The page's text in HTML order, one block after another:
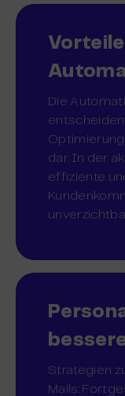
Die
dar. In der
effiziente
Strategien
Mails: